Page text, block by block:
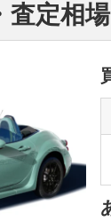
査定相場